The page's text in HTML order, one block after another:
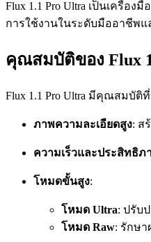
Flux 1.1 Pro Ultra เป็นเครื่อ
การใช้งานในระดับมืออาชีพ
คุณสมบัติของ Flux
Flux 1.1 Pro Ultra มีคุณสมบัติ
ภาพความละเอียดสูง: ส
ความเร็วและประสิทธิภ
โหมดขั้นสูง:
โหมด Ultra: ปรับ
โหมด Raw: รักษ